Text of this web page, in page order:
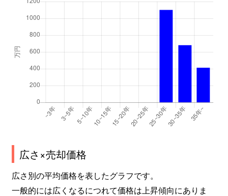
広さ×売却価格
広さ別の平均価格を表したグラフです。
一般的には広くなるにつれて価格は上昇傾向にありま